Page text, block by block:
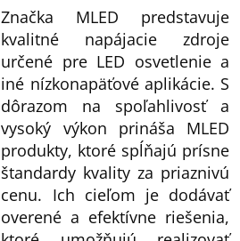
Značka MLED predstavuje
kvalitné napájacie zdroje
určené pre LED osvetlenie a
iné nízkonapäťové aplikácie. S
dôrazom na spoľahlivosť a
vysoký výkon prináša MLED
produkty, ktoré spĺňajú prísne
štandardy kvality za priaznivú
cenu. Ich cieľom je dodávať
overené a efektívne riešenia,